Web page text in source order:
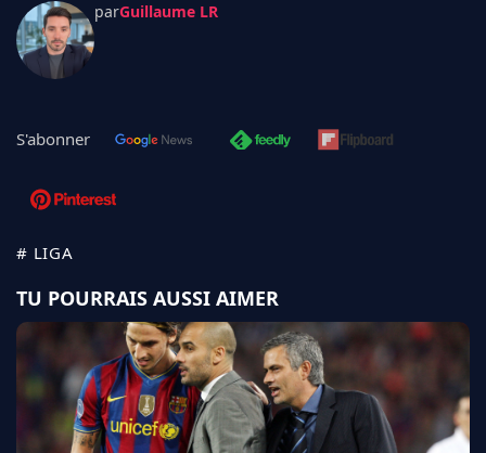
parGuillaume LR
S'abonner
# LIGA
TU POURRAIS AUSSI AIMER